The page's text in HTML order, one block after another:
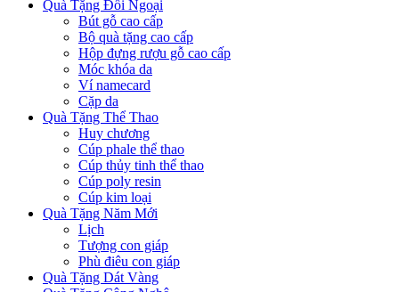
Quà Tặng Đối Ngoại
Bút gỗ cao cấp
Bộ quà tặng cao cấp
Hộp đựng rượu gỗ cao cấp
Móc khóa da
Ví namecard
Cặp da
Quà Tặng Thể Thao
Huy chương
Cúp phale thể thao
Cúp thủy tinh thể thao
Cúp poly resin
Cúp kim loại
Quà Tặng Năm Mới
Lịch
Tượng con giáp
Phù điêu con giáp
Quà Tặng Dát Vàng